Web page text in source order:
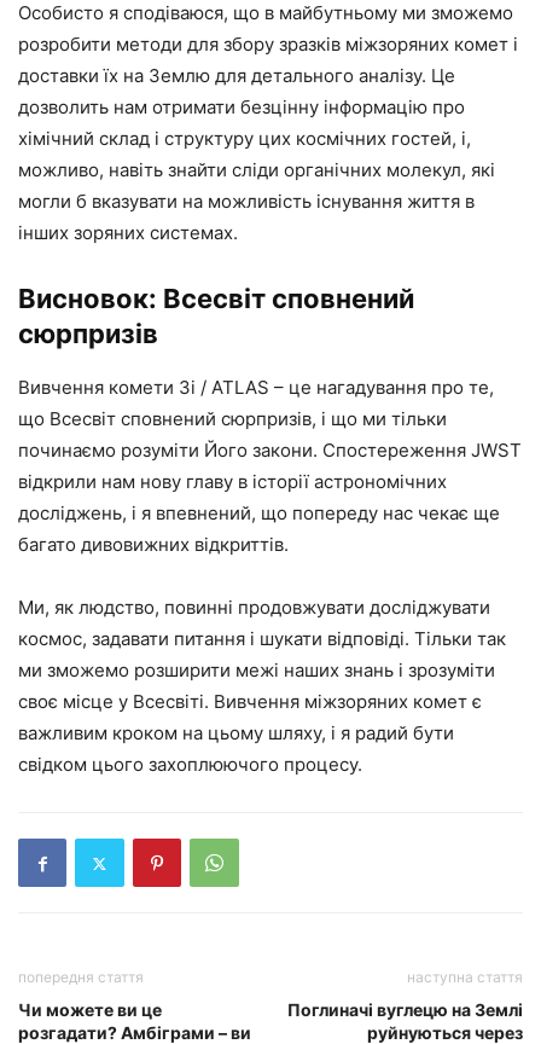
Особисто я сподіваюся, що в майбутньому ми зможемо
розробити методи для збору зразків міжзоряних комет і
доставки їх на Землю для детального аналізу. Це
дозволить нам отримати безцінну інформацію про
хімічний склад і структуру цих космічних гостей, і,
можливо, навіть знайти сліди органічних молекул, які
могли б вказувати на можливість існування життя в
інших зоряних системах.
Висновок: Всесвіт сповнений
сюрпризів
Вивчення комети 3i / ATLAS – це нагадування про те,
що Всесвіт сповнений сюрпризів, і що ми тільки
починаємо розуміти Його закони. Спостереження JWST
відкрили нам нову главу в історії астрономічних
досліджень, і я впевнений, що попереду нас чекає ще
багато дивовижних відкриттів.
Ми, як людство, повинні продовжувати досліджувати
космос, задавати питання і шукати відповіді. Тільки так
ми зможемо розширити межі наших знань і зрозуміти
своє місце у Всесвіті. Вивчення міжзоряних комет є
важливим кроком на цьому шляху, і я радий бути
свідком цього захоплюючого процесу.
попередня стаття
Чи можете ви це
розгадати? Амбіграми – ви
наступна стаття
Поглиначі вуглецю на Землі
руйнуються через